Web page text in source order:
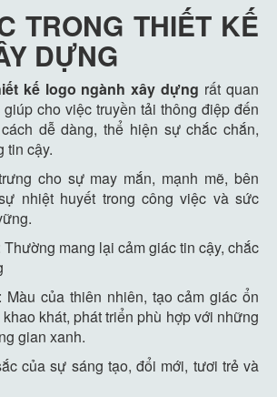
TRONG THIẾT KẾ
DỰNG
kế logo ngành xây dựng rất quan
cho việc truyền tải thông điệp đến
dễ dàng, thể hiện sự chắc chắn,
tin cậy.
cho sự may mắn, mạnh mẽ, bên
nhiệt huyết trong công việc và sức
mang lại cảm giác tin cậy, chắc
Màu của thiên nhiên, tạo cảm giác ổn
khát, phát triển phù hợp với những
gian xanh.
của sự sáng tạo, đổi mới, tươi trẻ và